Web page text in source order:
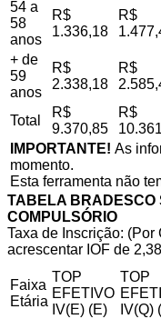
54 a
58
anos
R$
1.336,18
R$
+ de
59
anos
R$
2.338,18
R$
Total
R$
9.370,85
R$
IMPORTANTE! As
momento.
Esta ferramenta não
TABELA BRADESCO
COMPULSÓRIO
Taxa de Inscrição: (Por
acrescentar IOF de
Faixa
Etária
TOP
EFETIVO
IV(E) (E)
TOP
IV(Q)